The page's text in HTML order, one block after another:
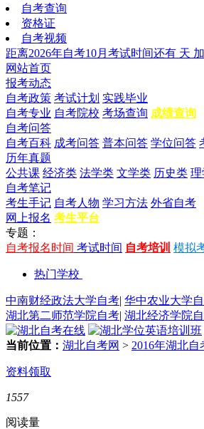
自考查询
资格证
自考视频
距离2026年自考10月考试时间还有 天
网站首页
报考动态
自考政策 考试计划 实践毕业
自考专业 自考院校 考场查询 成绩查询
自考问答
自考百科 成考问答 普本问答 学位问答
历年真题
公共课 经济类 法学类 文学类 历史类 理
自考笔记
考生手记 自考人物 学习方法 外省自考
网上报名 考生平台
专题：
自考报名时间 考试时间 自考培训 模拟
热门学校
中南财经政法大学自考| 华中农业大学
湖北第二师范学院自考| 湖北经济学院
当前位置： 湖北自考网 > 2016年湖北
资料领取
1557
阅读量